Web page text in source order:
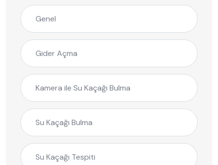
Genel
Gider Açma
Kamera ile Su Kaçağı Bulma
Su Kaçağı Bulma
Su Kaçağı Tespiti